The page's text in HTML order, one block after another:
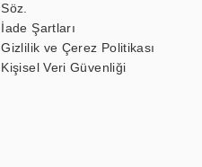
Söz.
İade Şartları
Gizlilik ve Çerez Politikası
Kişisel Veri Güvenliği